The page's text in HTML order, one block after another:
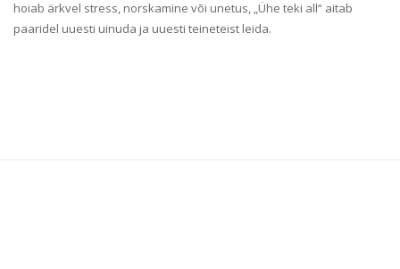
hoiab ärkvel stress, norskamine või unetus, „Ühe teki all“ aitab
paaridel uuesti uinuda ja uuesti teineteist leida.